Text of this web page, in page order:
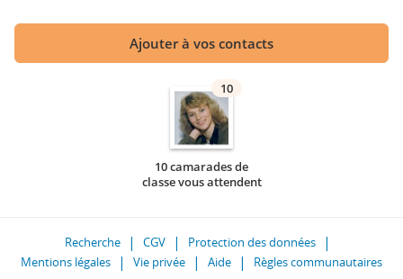
Ajouter à vos contacts
10
10 camarades de
classe vous attendent
Recherche CGV
Protection des données
Mentions légales
Vie privée Aide Règles communautaires